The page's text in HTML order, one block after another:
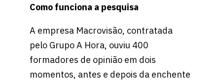
Como funciona a pesquisa
A empresa Macrovisão, contratada
pelo Grupo A Hora, ouviu 400
formadores de opinião em dois
momentos, antes e depois da enchente